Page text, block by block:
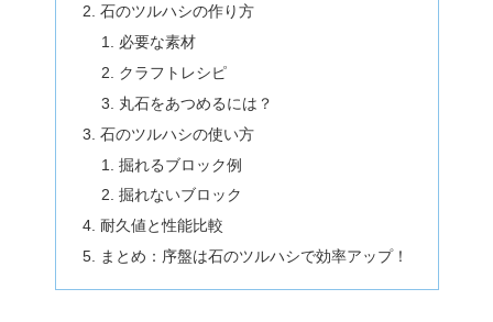
石のツルハシの作り方
必要な素材
クラフトレシピ
丸石をあつめるには？
石のツルハシの使い方
掘れるブロック例
掘れないブロック
耐久値と性能比較
まとめ：序盤は石のツルハシで効率アップ！